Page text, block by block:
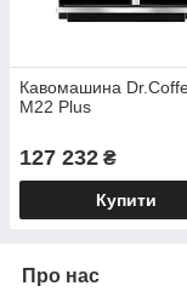
Кавомашина
M22 Plus
127 232 ₴
Купити
Про нас